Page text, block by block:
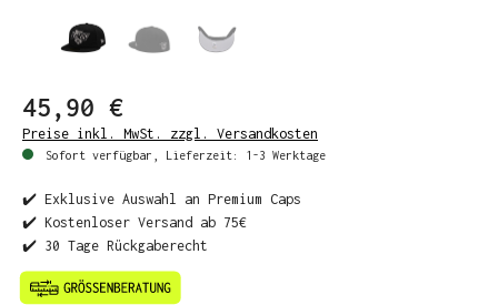
45,90 €
Preise inkl. MwSt. zzgl. Versandkosten
Sofort verfügbar, Lieferzeit: 1-3 Werktage
✔️ Exklusive Auswahl an Premium Caps
✔️ Kostenloser Versand ab 75€
✔️ 30 Tage Rückgaberecht